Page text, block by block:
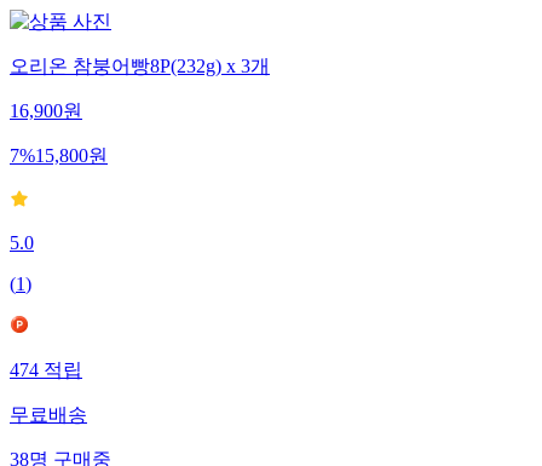
오리온 참붕어빵8P(232g) x 3개
16,900원
7%15,800원
5.0
(1)
474적립
무료배송